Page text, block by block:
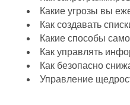
Какие угрозы вы
Как создавать
Какие способы
Как управлять
Как безопасно
Управление